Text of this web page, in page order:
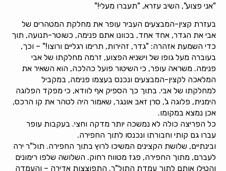
"אני פצוע", השיב עזרא, "תעברו מעלי!"
בעזרת קצין-המבצעים העביר עופר את מחלקת המטהרים של
אבי את הגדר, אחד אחד, בכוונו אתם פנימה, כשוטר-תנועה, תוך
כדי השמעת אזהרה: "גדר, זהירות, תרימו רגליים ורוצו!" – וכך,
בעוברה מעל גופו של וישניא הפצוע, זרמה מחלקתו של אבי
פנימה. משראה עופר, כי השיטור פועל כהלכה, הוא השאיר את
המלאכה לקצין-המבצעים ונכנס בעצמו פנימה, במקביל
למחלקתו של אבי. בתוך כך הספיק אף לוודא, כי מפקד הפלוגה
הימנית, פלוגה ג', סרן זאב אונגר, שאמור היה לטהר את קו הרכס,
אכן נמצא במקומו.
כל הפריצה כולה לא נמשכה יותר מדקה וחצי. בעקבות עופר
עברו גם קותי וחבורתו ונכנסו לתוך החפירה.
ובינתיים, שלושת הקצינים המשיכו לרוץ בתוך החפירה. תול"ר ירה
לעברם, מתוך החפירה, פגז מטווח רחוק. השלושה שלפו רימונים
והטילו אותם לתוך עמדת התול"ר. התפוצצות אדירה – והעמדה